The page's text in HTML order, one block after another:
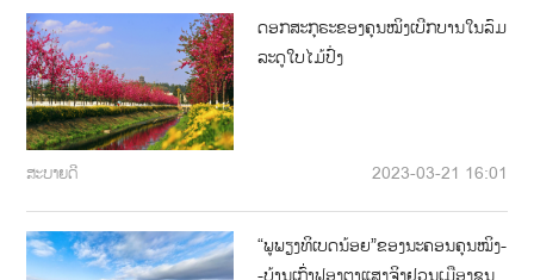
ດອກສະກຸຣະຂອງຄຸນໝິງເບີກບານໃນລົມ
ລະດູໃບໄມ້ປົ່ງ
ສະບາຍດີ 2023-03-21 16:01
“ພູພຽງທິເບດນ້ອຍ”ຂອງນະຄອນຄຸນໝິງ-